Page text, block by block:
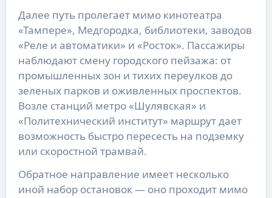
Далее путь пролегает мимо кинотеатра
«Тампере», Медгородка, библиотеки, заводов
«Реле и автоматики» и «Росток». Пассажиры
наблюдают смену городского пейзажа: от
промышленных зон и тихих переулков до
зеленых парков и оживленных проспектов.
Возле станций метро «Шулявская» и
«Политехнический институт» маршрут дает
возможность быстро пересесть на подземку
или скоростной трамвай.
Обратное направление имеет несколько
иной набор остановок — оно проходит мимо